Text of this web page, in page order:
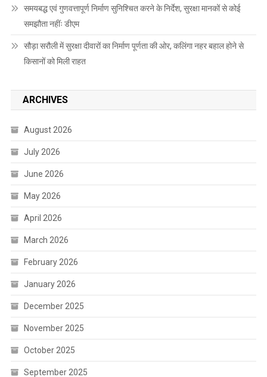
समयबद्ध एवं गुणवत्तापूर्ण निर्माण सुनिश्चित करने के निर्देश, सुरक्षा मानकों से कोई
समझौता नहींः डीएम
सौड़ा सरौली में सुरक्षा दीवारों का निर्माण पूर्णता की ओर, कलिंगा नहर बहाल होने से
किसानों को मिली राहत
ARCHIVES
August 2026
July 2026
June 2026
May 2026
April 2026
March 2026
February 2026
January 2026
December 2025
November 2025
October 2025
September 2025